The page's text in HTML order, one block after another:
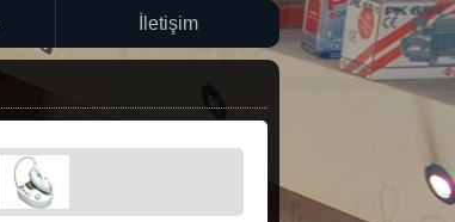
İletişim